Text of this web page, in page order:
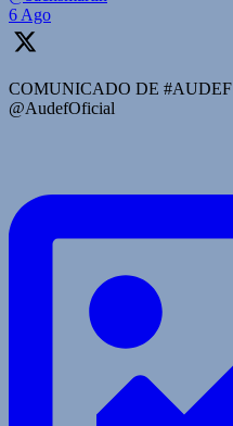
6 Ago
COMUNICADO DE #AUDEF
@AudefOficial